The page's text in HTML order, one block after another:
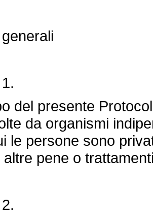
presente
da organismi
le persone sono
pene o